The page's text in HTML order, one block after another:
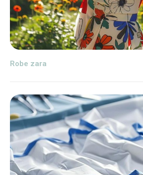
Robe zara